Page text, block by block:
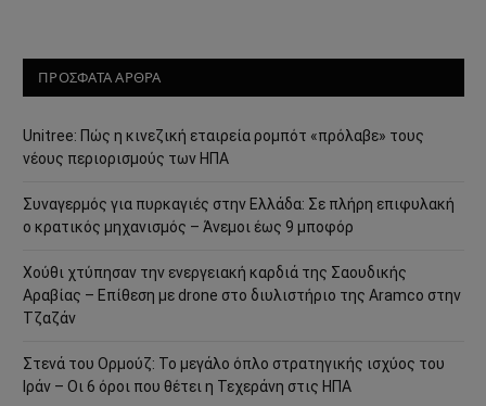
ΠΡΟΣΦΑΤΑ ΑΡΘΡΑ
Unitree: Πώς η κινεζική εταιρεία ρομπότ «πρόλαβε» τους
νέους περιορισμούς των ΗΠΑ
Συναγερμός για πυρκαγιές στην Ελλάδα: Σε πλήρη επιφυλακή
ο κρατικός μηχανισμός – Άνεμοι έως 9 μποφόρ
Χούθι χτύπησαν την ενεργειακή καρδιά της Σαουδικής
Αραβίας – Επίθεση με drone στο διυλιστήριο της Aramco στην
Τζαζάν
Στενά του Ορμούζ: Το μεγάλο όπλο στρατηγικής ισχύος του
Ιράν – Οι 6 όροι που θέτει η Τεχεράνη στις ΗΠΑ